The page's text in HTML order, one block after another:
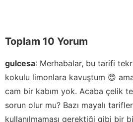
Toplam 10 Yorum
gulcesa: Merhabalar, bu tarifi
kokulu limonlara kavuştum 😍
cam bir kabım yok. Acaba çelik
sorun olur mu? Bazı mayalı
kullanılmaması gerektiği gibi bir